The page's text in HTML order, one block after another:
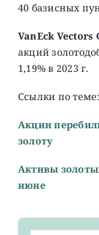
40 базисных
VanEck Vectors
акций
1,19% в 2023 г.
Ссылки по теме:
Акции
золоту
Активы
июне